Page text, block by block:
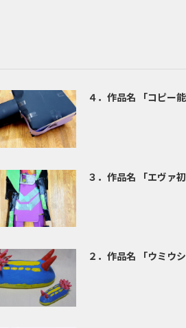
４．作品名 「コピー
３．作品名 「エヴァ初
２．作品名 「ウミウシ